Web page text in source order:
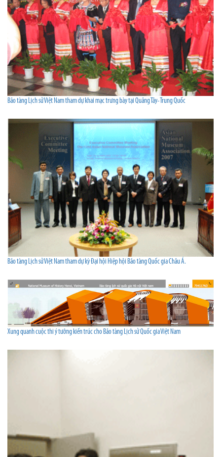
Bảo tàng Lịch sử Việt Nam tham dự khai mạc trưng bày tại Quảng Tây- Trung Quốc
Bảo tàng Lịch sử Việt Nam tham dự kỳ Đại hội Hiệp hội Bảo tàng Quốc gia Châu Á.
Xung quanh cuộc thi ý tưởng kiến trúc cho Bảo tàng Lịch sử Quốc gia Việt Nam